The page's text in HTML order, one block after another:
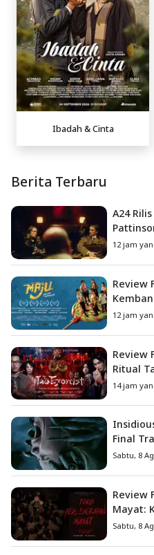
Ibadah & Cinta
Berita Terbaru
A24
Catch a
12 jam
Review
12 jam
Review
Ritual
Masa
14 jam
Final
Iblis
Sabtu, 8
Review
Mayat:
Menjadi
Sabtu, 8